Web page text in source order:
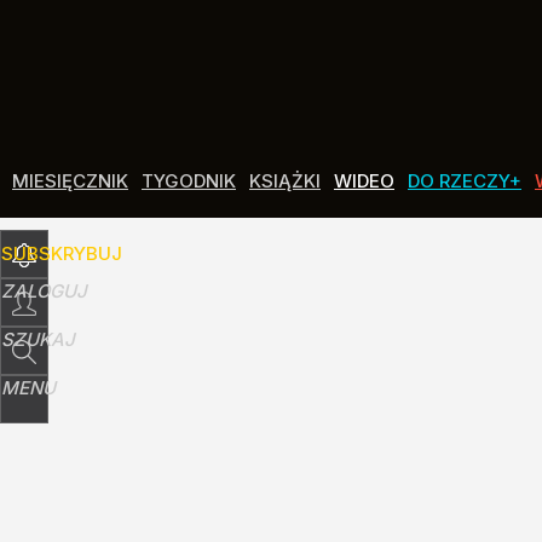
MIESIĘCZNIK TYGODNIK KSIĄŻKI WIDEO DO RZECZY+
SUBSKRYBUJ
ZALOGUJ
SZUKAJ
MENU